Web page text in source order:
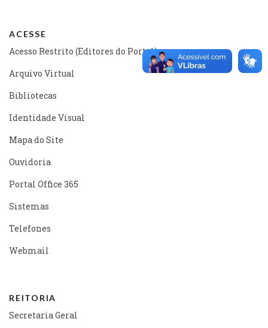
ACESSE
Acesso Restrito (Editores do Portal)
Arquivo Virtual
Bibliotecas
Identidade Visual
Mapa do Site
Ouvidoria
Portal Office 365
Sistemas
Telefones
Webmail
REITORIA
Secretaria Geral